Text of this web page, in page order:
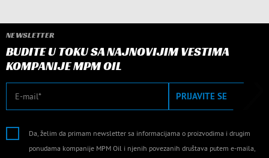
NEWSLETTER
BUDITE U TOKU SA NAJNOVIJIM VESTIMA
KOMPANIJE MPM OIL
E-mail PRIJAVITE SE
Da, želim da primam newsletter sa informacijama o proizvodima i drugim
ponudama kompanije MPM Oil i njenih povezanih društava putem e-maila,